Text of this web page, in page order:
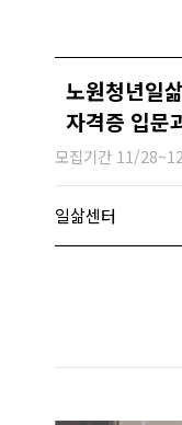
노원청년일
자격증 입문
모집기간 11/
일삶센터